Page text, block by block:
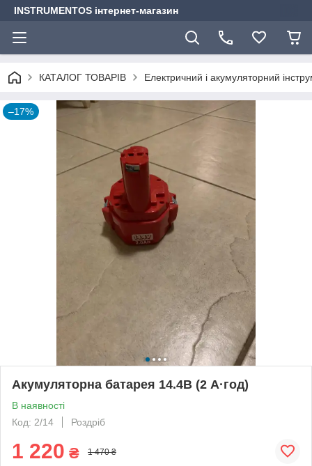
INSTRUMENTOS інтернет-магазин
КАТАЛОГ ТОВАРІВ Електричний і акумуляторний
–17%
Акумуляторна батарея 14.4В (2 А·год)
В наявності
Код: 2/14
Роздріб
1 220 ₴ 1 470 ₴